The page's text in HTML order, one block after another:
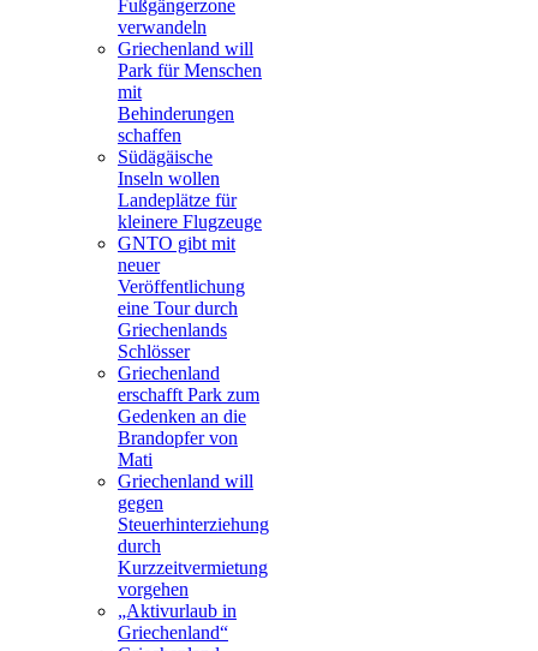
Fußgängerzone
verwandeln
Griechenland will
Park für Menschen
mit
Behinderungen
schaffen
Südägäische
Inseln wollen
Landeplätze für
kleinere Flugzeuge
GNTO gibt mit
neuer
Veröffentlichung
eine Tour durch
Griechenlands
Schlösser
Griechenland
erschafft Park zum
Gedenken an die
Brandopfer von
Mati
Griechenland will
gegen
Steuerhinterziehung
durch
Kurzzeitvermietung
vorgehen
„Aktivurlaub in
Griechenland“